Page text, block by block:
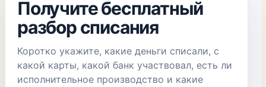
Получите бесплатный
разбор списания
Коротко укажите, какие деньги списали, с
какой карты, какой банк участвовал, есть ли
исполнительное производство и какие